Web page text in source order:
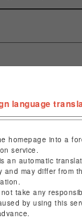
language
homepage into a
service.
an automatic
and may differ from
take any
by using this